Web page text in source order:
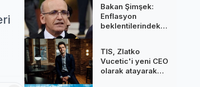
Katıldığı Zirvede
Stratejik İmza
Bakan Şimşek:
Enflasyon
beklentilerindeki
güçlendiriyor
TIS, Zlatko
Vucetic'i yeni CEO
olarak atayarak